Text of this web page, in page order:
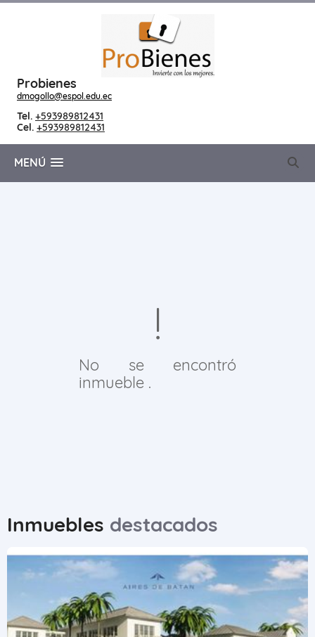
Probienes
dmogollo@espol.edu.ec
Tel. +593989812431
Cel. +593989812431
MENÚ
No se encontró
inmueble .
Inmuebles destacados